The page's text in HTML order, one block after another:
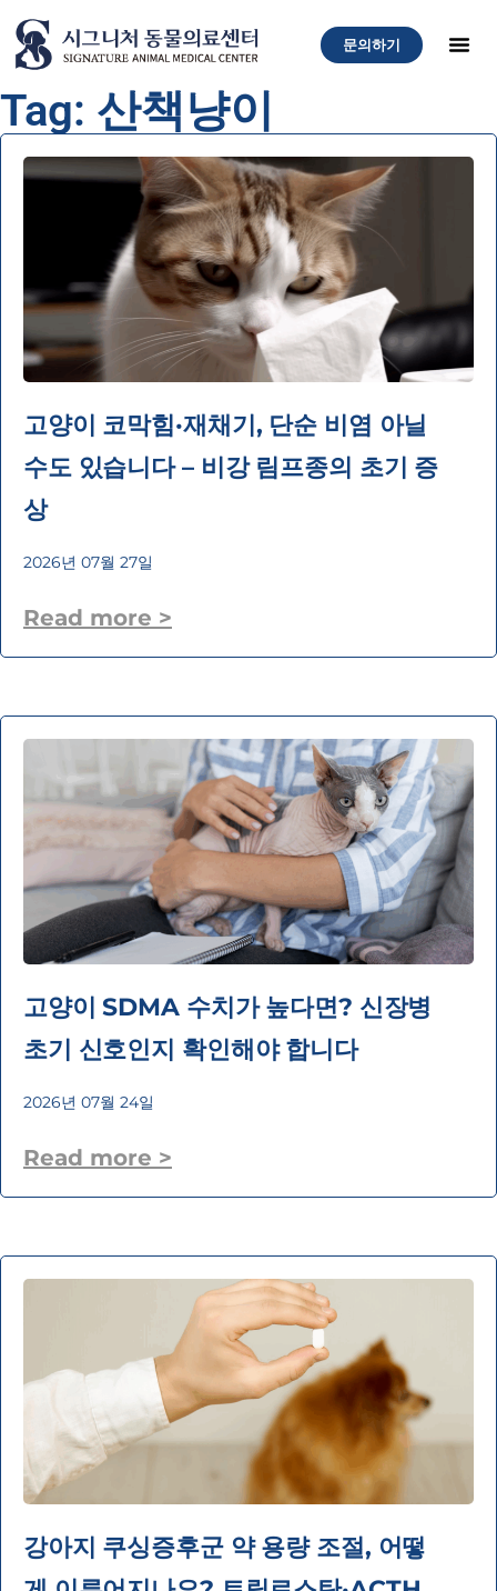
문의하기
Tag: 산책냥이
고양이 코막힘·재채기, 단순 비염 아닐
수도 있습니다 – 비강 림프종의 초기 증
상
2026년 07월 27일
Read more >
고양이 SDMA 수치가 높다면? 신장병
초기 신호인지 확인해야 합니다
2026년 07월 24일
Read more >
강아지 쿠싱증후군 약 용량 조절, 어떻